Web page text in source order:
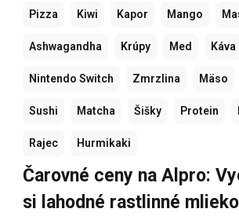
Pizza Kiwi Kapor Mango
Ashwagandha Krúpy Med Káva
Nintendo Switch Zmrzlina Mäso
Sushi Matcha Šišky Protein
Rajec Hurmikaki
Čarovné ceny na Alpro:
si lahodné rastlinné